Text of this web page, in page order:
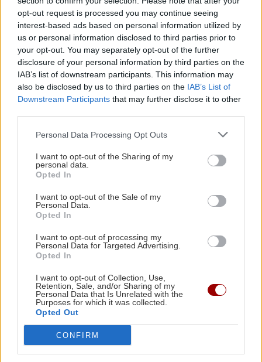
opt-out request is processed you may continue seeing
interest-based ads based on personal information utilized by
us or personal information disclosed to third parties prior to
your opt-out. You may separately opt-out of the further
disclosure of your personal information by third parties on the
IAB’s list of downstream participants. This information may
also be disclosed by us to third parties on the IAB’s List of
Downstream Participants that may further disclose it to other
Personal Data Processing Opt Outs
I want to opt-out of the Sharing of my
personal data.
Opted In
I want to opt-out of the Sale of my
Personal Data.
Opted In
I want to opt-out of processing my
Personal Data for Targeted Advertising.
Opted In
I want to opt-out of Collection, Use,
Retention, Sale, and/or Sharing of my
Personal Data that Is Unrelated with the
Purposes for which it was collected.
Opted Out
CONFIRM
Παπαμιχαήλ: Η ανάρτηση της Φίνος Φιλμ για
τα 22 χρόνια από τον θάνατο του
19:54
ΕΛΛΑΔΑ
Τραγωδία στην Πάρο: 4χρονο παιδί
εντοπίστηκε νεκρό σε πισίνα beach bar
– Το νέο πρόγραμμα αστυνόμευσης
19:36
ΠΟΛΙΤΙΚΗ
Κόμμα Καρυστιάνου: Αποχωρεί ο Ν.
κάστα" και φίμωση
ΠΟΛΙΤΙΚΗ
Τσουκαλάς: Επικίνδυνο κοκτέιλ για τα εθνικά
συμφέροντα η υποχωρητικότητα της
κυβέρνησης
19:11
ΕΛΛΑΔΑ
Όλες οι ειδήσεις
Χαλκιδική: 8χρονος τραυματίστηκε
χτυπώντας το κεφάλι του σε πέτρα
ΑΘΛΗΤΙΚΑ
Θρήνος για τον Μέσι: Πέθανε ο
πατέρας του Χόρχε